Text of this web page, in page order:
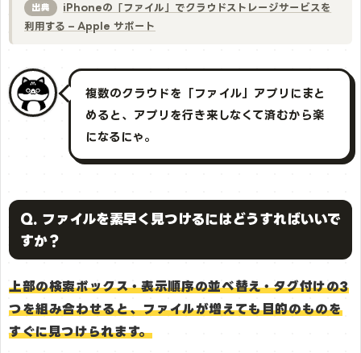
出典
iPhoneの「ファイル」でクラウドストレージサービスを
利用する – Apple サポート
複数のクラウドを「ファイル」アプリにまと
めると、アプリを行き来しなくて済むから楽
になるにゃ。
Q. ファイルを素早く見つけるにはどうすればいいで
すか？
上部の検索ボックス・表示順序の並べ替え・タグ付けの3
つを組み合わせると、ファイルが増えても目的のものを
すぐに見つけられます。